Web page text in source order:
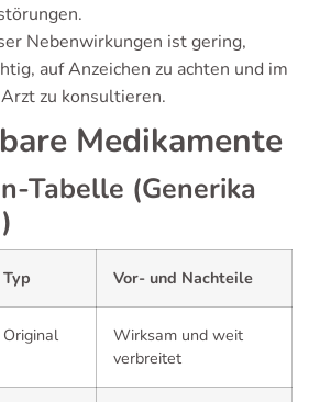
Nebenwirkungen ist gering,
auf Anzeichen zu achten und im
zu konsultieren.
Medikamente
Tabelle (Generika
Typ Vor- und Nachteile
Original
Wirksam und weit
verbreitet